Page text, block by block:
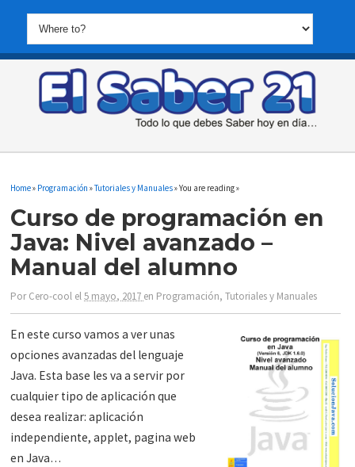
Home» Programación »Tutoriales y Manuales» You are reading »
Curso de programación en
Java: Nivel avanzado –
Manual del alumno
PorCero-cool el5 mayo, 2017 en Programación,Tutoriales y Manuales
En este curso vamos a ver unas
opciones avanzadas del lenguaje
Java. Esta base les va a servir por
cualquier tipo de aplicación que
desea realizar: aplicación
independiente, applet, pagina web
en Java…